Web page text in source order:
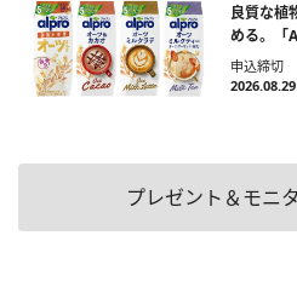
良質な植
める。「
申込締切
プレゼント＆モニ